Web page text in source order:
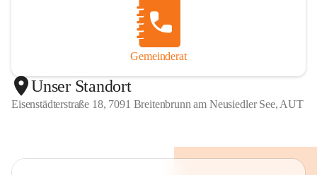
Gemeinderat
Unser Standort
Eisenstädterstraße 18, 7091 Breitenbrunn am Neusiedler See, AUT